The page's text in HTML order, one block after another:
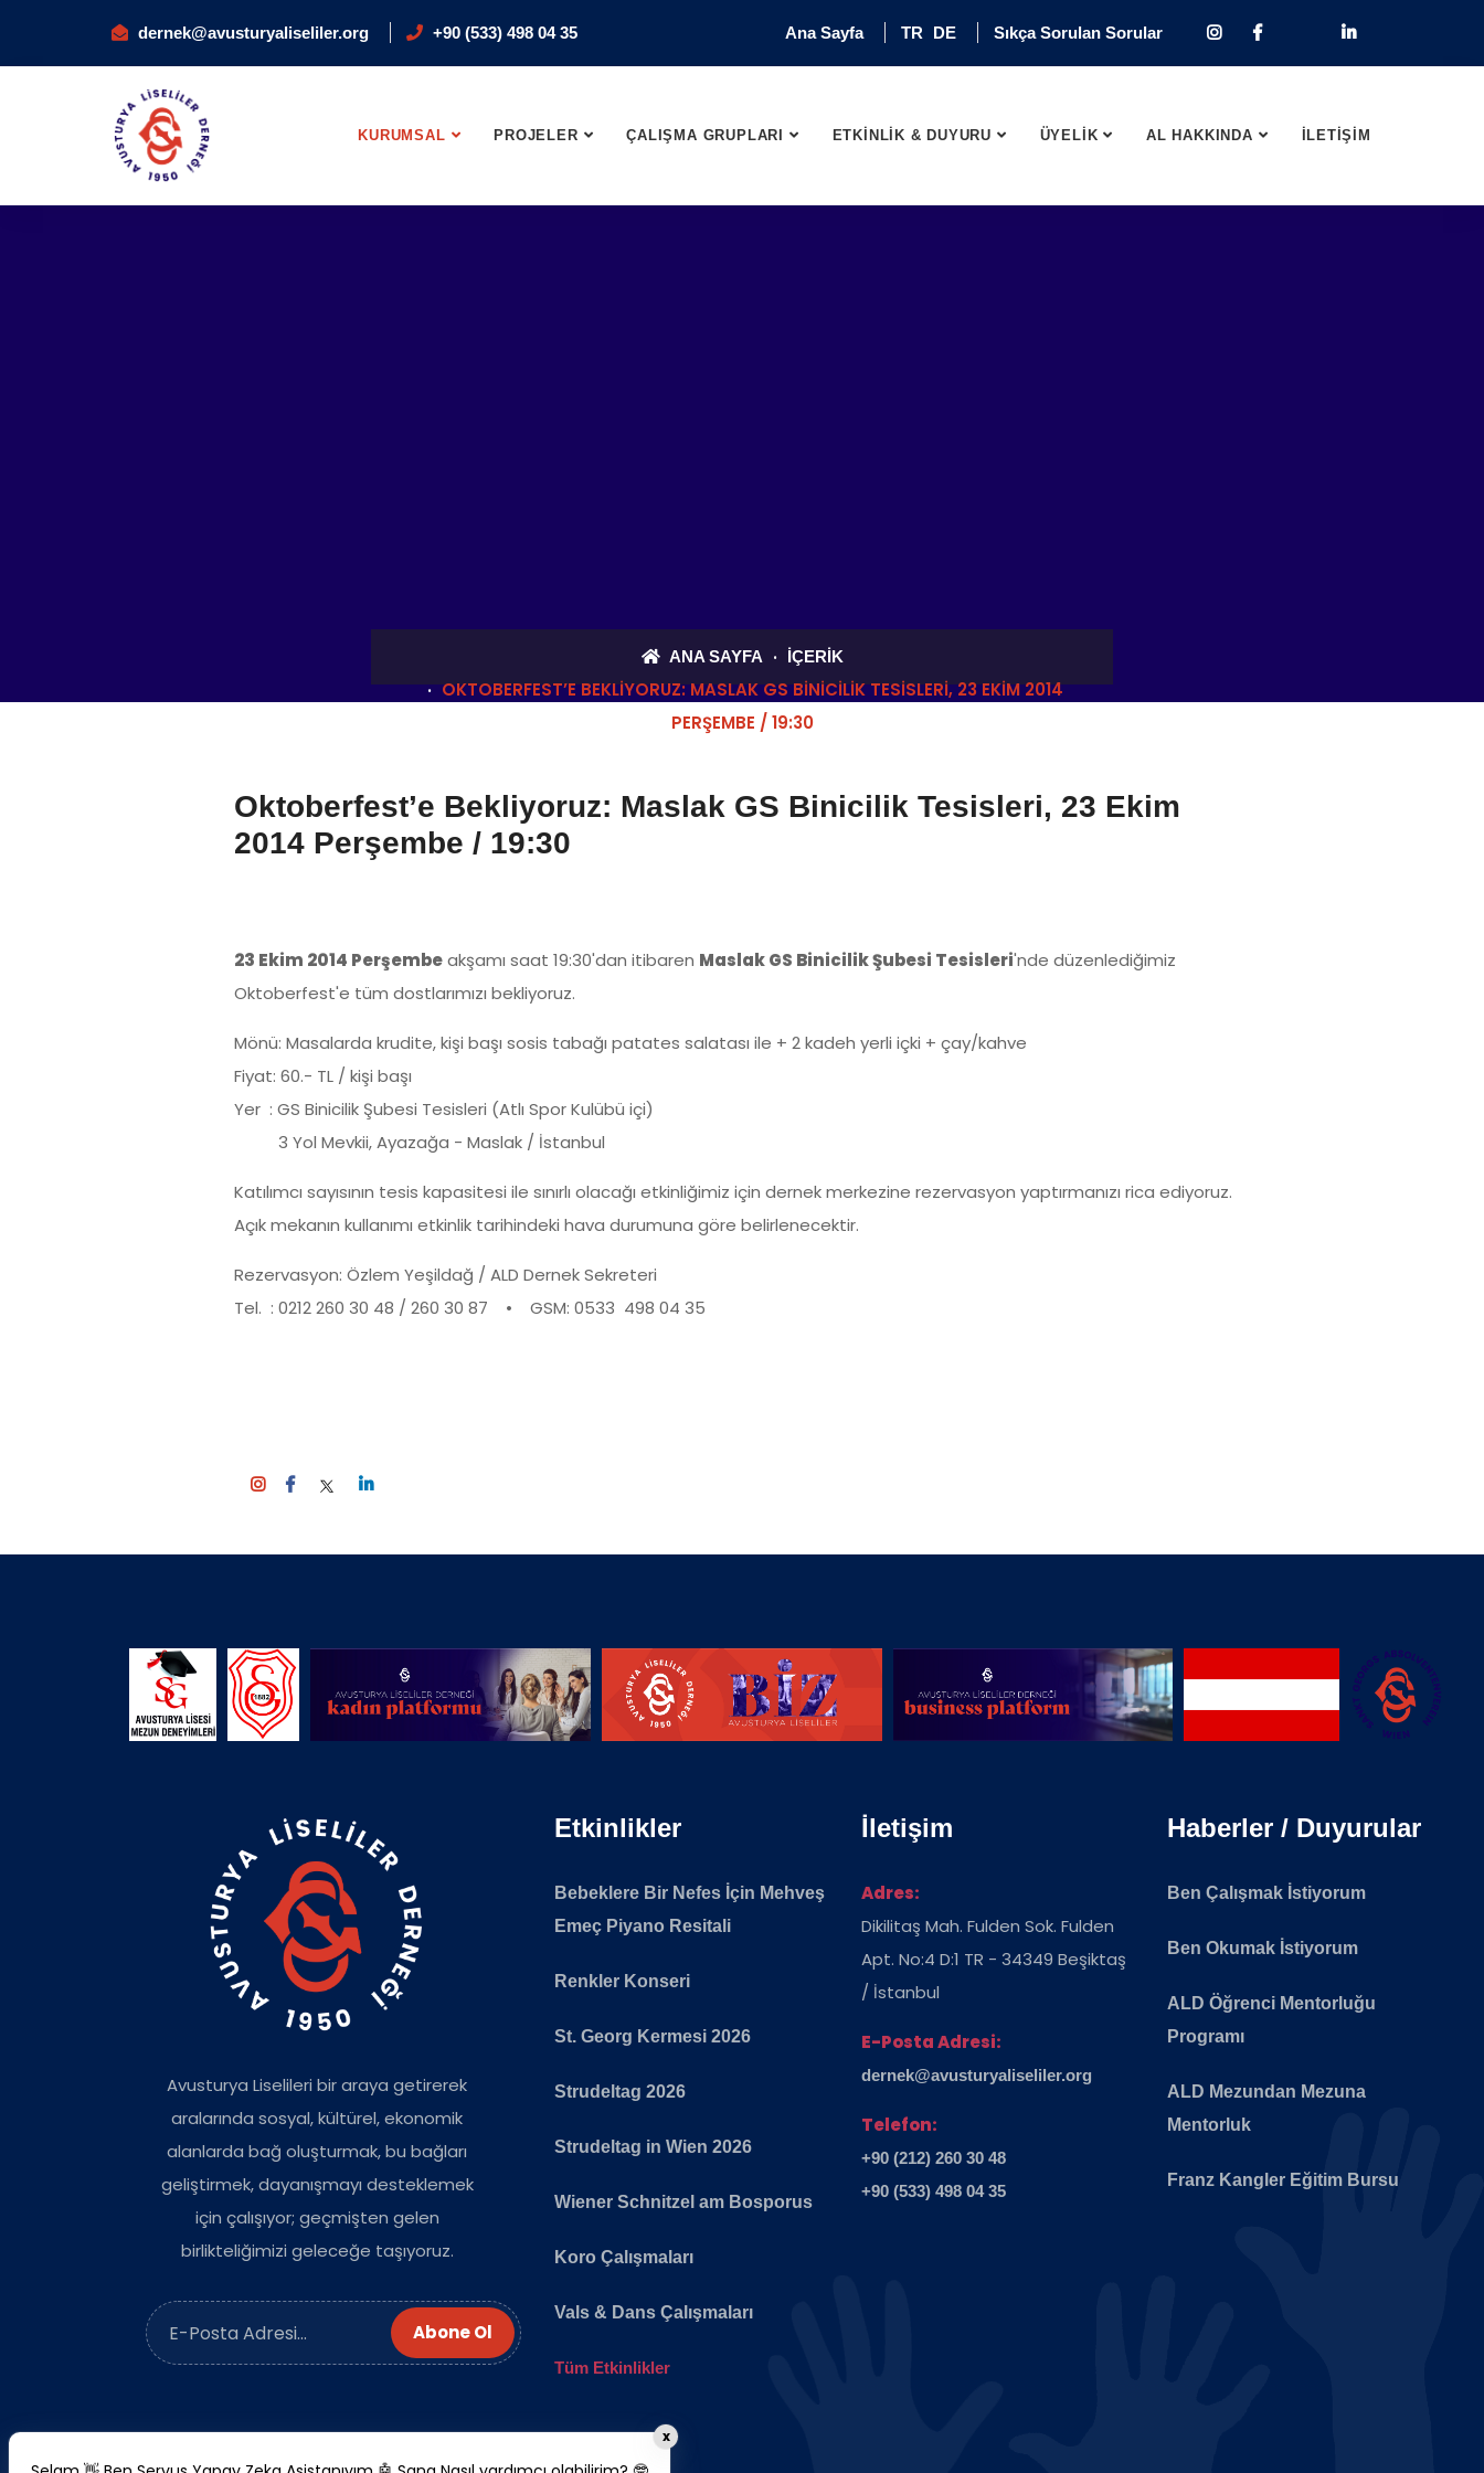
dernek@avusturyaliseliler.org +90 (533) 498 04 35 Ana Sayfa TR DE Sıkça Sorulan Sorular
KURUMSAL PROJELER ÇALIŞMA GRUPLARI ETKİNLİK & DUYURU ÜYELİK AL HAKKINDA İLETİŞİM
ANA SAYFA İÇERIK
OKTOBERFEST’E BEKLIYORUZ: MASLAK GS BINICILIK TESISLERI, 23 EKIM 2014
PERŞEMBE / 19:30
Oktoberfest’e Bekliyoruz: Maslak GS Binicilik Tesisleri, 23 Ekim
2014 Perşembe / 19:30
23 Ekim 2014 Perşembeakşamı saat 19:30'dan itibaren Maslak GS Binicilik Şubesi Tesisleri'nde düzenlediğimiz
Oktoberfest'e tüm dostlarımızı bekliyoruz.
Mönü: Masalarda krudite, kişi başı sosis tabağı patates salatası ile + 2 kadeh yerli içki + çay/kahve
Fiyat: 60.- TL / kişi başı
Yer : GS Binicilik Şubesi Tesisleri (Atlı Spor Kulübü içi)
3 Yol Mevkii, Ayazağa - Maslak / İstanbul
Katılımcı sayısının tesis kapasitesi ile sınırlı olacağı etkinliğimiz için dernek merkezine rezervasyon yaptırmanızı rica ediyoruz.
Açık mekanın kullanımı etkinlik tarihindeki hava durumuna göre belirlenecektir.
Rezervasyon: Özlem Yeşildağ / ALD Dernek Sekreteri
Tel. : 0212 260 30 48 / 260 30 87 • GSM: 0533 498 04 35
Avusturya Liselileri bir araya getirerek
aralarında sosyal, kültürel, ekonomik
alanlarda bağ oluşturmak, bu bağları
geliştirmek, dayanışmayı desteklemek
için çalışıyor; geçmişten gelen
birlikteliğimizi geleceğe taşıyoruz.
Abone Ol
Etkinlikler
Bebeklere Bir Nefes İçin Mehveş
Emeç Piyano Resitali
Renkler Konseri
St. Georg Kermesi 2026
Strudeltag 2026
Strudeltag in Wien 2026
Wiener Schnitzel am Bosporus
Koro Çalışmaları
Vals & Dans Çalışmaları
Tüm Etkinlikler
İletişim
Adres:
Dikilitaş Mah. Fulden Sok. Fulden
Apt. No:4 D:1 TR - 34349 Beşiktaş
/ İstanbul
E-Posta Adresi:
dernek@avusturyaliseliler.org
Telefon:
+90 (212) 260 30 48
+90 (533) 498 04 35
Haberler / Duyurular
Ben Çalışmak İstiyorum
Ben Okumak İstiyorum
ALD Öğrenci Mentorluğu
Programı
ALD Mezundan Mezuna
Mentorluk
Franz Kangler Eğitim Bursu
x